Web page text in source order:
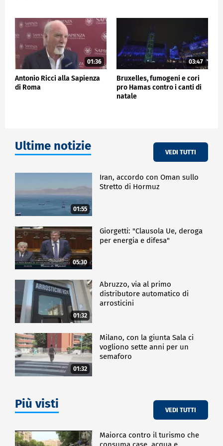
01:36
Antonio Ricci alla Sapienza
di Roma
03:47
Bruxelles, fumogeni e cori
pro Hamas contro i canti di
natale
Ultime notizie VEDI TUTTI
01:55
Iran, accordo con Oman sullo
Stretto di Hormuz
05:30
Giorgetti: "Clausola Ue, deroga
per energia e difesa"
01:32
Abruzzo, via al primo
distributore automatico di
arrosticini
01:32
Milano, con la giunta Sala ci
vogliono sette anni per un
semaforo
Più visti VEDI TUTTI
Maiorca contro il turismo che